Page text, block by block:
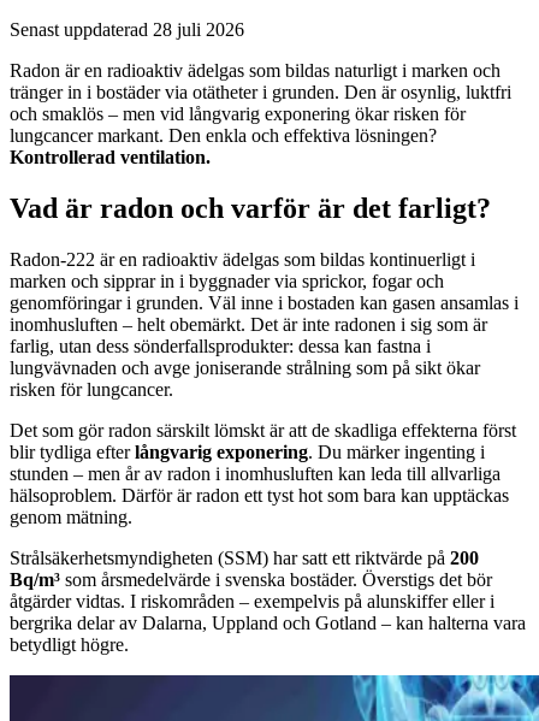
Senast uppdaterad 28 juli 2026
Radon är en radioaktiv ädelgas som bildas naturligt i marken och
tränger in i bostäder via otätheter i grunden. Den är osynlig, luktfri
och smaklös – men vid långvarig exponering ökar risken för
lungcancer markant. Den enkla och effektiva lösningen?
Kontrollerad ventilation.
Vad är radon och varför är det farligt?
Radon-222 är en radioaktiv ädelgas som bildas kontinuerligt i
marken och sipprar in i byggnader via sprickor, fogar och
genomföringar i grunden. Väl inne i bostaden kan gasen ansamlas i
inomhusluften – helt obemärkt. Det är inte radonen i sig som är
farlig, utan dess sönderfallsprodukter: dessa kan fastna i
lungvävnaden och avge joniserande strålning som på sikt ökar
risken för lungcancer.
Det som gör radon särskilt lömskt är att de skadliga effekterna först
blir tydliga efterlångvarig exponering. Du märker ingenting i
stunden – men år av radon i inomhusluften kan leda till allvarliga
hälsoproblem. Därför är radon ett tyst hot som bara kan upptäckas
genom mätning.
Strålsäkerhetsmyndigheten (SSM) har satt ett riktvärde på 200
Bq/m³ som årsmedelvärde i svenska bostäder. Överstigs det bör
åtgärder vidtas. I riskområden – exempelvis på alunskiffer eller i
bergrika delar av Dalarna, Uppland och Gotland – kan halterna vara
betydligt högre.